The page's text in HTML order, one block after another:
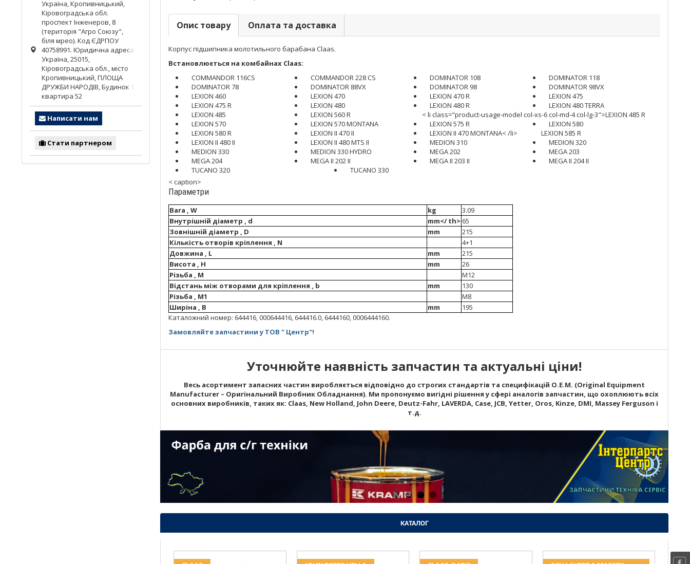
Опис товару Оплата та доставка
Корпус підшипника молотильного барабана Claas.
Встановлюється на комбайнах Claas:
COMMANDOR 116CS
COMMANDOR 228 CS DOMINATOR 108
DOMINATOR 118
DOMINATOR 78
DOMINATOR 88VX DOMINATOR 98
DOMINATOR 98VX
LEXION 460
LEXION 470 LEXION 470 R
LEXION 475
LEXION 475 R
LEXION 480 LEXION 480 R
LEXION 480 TERRA
LEXION 485
< li class="product-usage-model col-xs-6 col-md-4 col-lg-3">LEXION 485 R
LEXION 560 R
LEXION 570
LEXION 570 MONTANA LEXION 575 R
LEXION 580
LEXION 580 R
LEXION 585 R
LEXION II 470 II
LEXION II 470 MONTANA< /li>
LEXION II 480 II
LEXION II 480 MTS II MEDION 310
MEDION 320
MEDION 330
MEDION 330 HYDRO MEGA 202
MEGA 203
MEGA 204
MEGA II 202 II MEGA II 203 II
MEGA II 204 II
TUCANO 320
TUCANO 330
< caption>
Параметри
Вага , W kg
3.09
Внутрішній діаметр , d
mm</ th> 65
Зовнішній діаметр , D
mm
215
Кількість отворів кріплення , N
4+1
Довжина , L
mm
215
Висота , H
mm
26
Різьба , M
M12
Відстань між отворами для кріплення , b
mm
130
Різьба , M1
M8
Ширіна , B
mm
195
Каталожний номер: 644416, 000644416, 644416.0, 6444160, 0006444160.
Замовляйте запчастини у ТОВ " Центр"!
Уточнюйте наявність запчастин та актуальні ціни!
Весь асортимент запасних частин виробляється відповідно до строгих стандартів та специфікацій O.E.M. (Original Equipment
Manufacturer – Оригінальний Виробник Обладнання). Ми пропонуємо вигідні рішення у сфері аналогів запчастин, що охоплюють всіх
основних виробників, таких як: Claas, New Holland, John Deere, Deutz-Fahr, LAVERDA, Case, JCB, Yetter, Oros, Kinze, DMI, Massey Ferguson і
т.д.
КАТАЛОГ
Україна, Кропивницький
Кіровоградська обл.
проспект Інженеров, 8
(територія "Агро Союзу",
біля мрео). Код ЄДРПОУ
40758991. Юридична адреса:
Україна, 25015,
Кіровоградська обл., місто
Кропивницький, ПЛОЩА
ДРУЖБИ НАРОДІВ, Будинок 1,
квартира 52
Написати нам
Стати партнером